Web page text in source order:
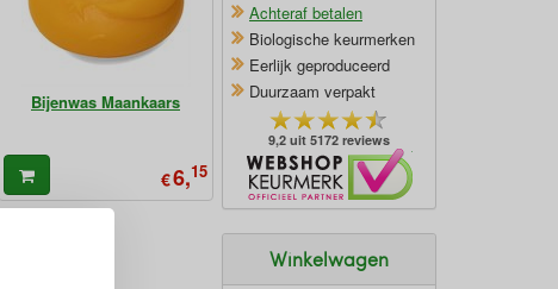
Bijenwas Maankaars
€6,15
Achteraf betalen
Biologische keurmerken
Eerlijk geproduceerd
Duurzaam verpakt
9,2 uit 5172 reviews
Winkelwagen